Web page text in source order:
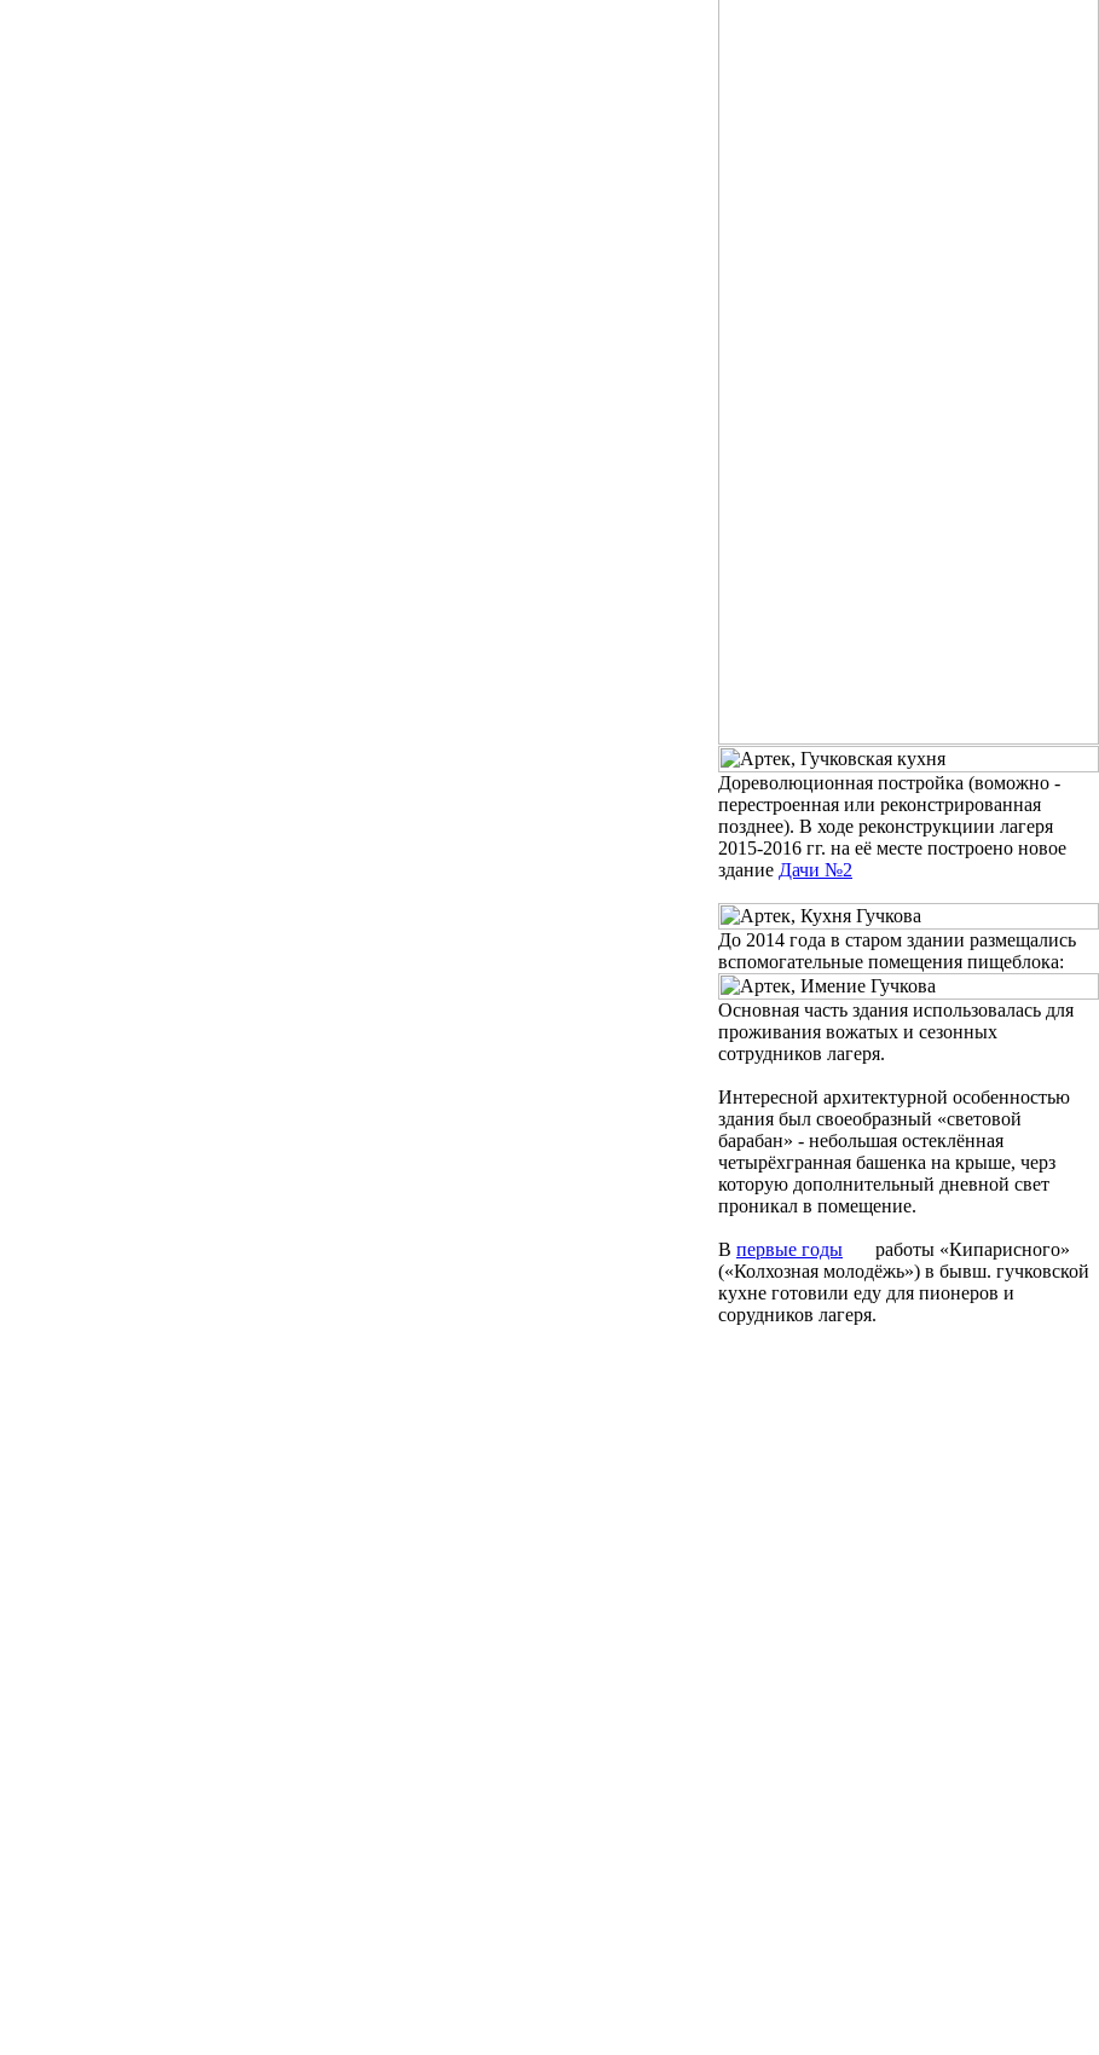
Дореволюционная постройка (воможно -
перестроенная или реконстрированная
позднее). В ходе реконструкциии лагеря
2015-2016 гг. на её месте построено новое
здание Дачи №2
До 2014 года в старом здании размещались
вспомогательные помещения пищеблока:
Основная часть здания использовалась для
проживания вожатых и сезонных
сотрудников лагеря.
Интересной архитектурной особенностью
здания был своеобразный «световой
барабан» - небольшая остеклённая
четырёхгранная башенка на крыше, черз
которую дополнительный дневной свет
проникал в помещение.
В первые годы
работы «Кипарисного»
(«Колхозная молодёжь») в бывш. гучковской
кухне готовили еду для пионеров и
сорудников лагеря.